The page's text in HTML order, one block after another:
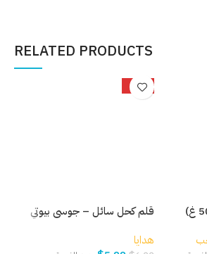
RELATED PRODUCTS
-17%
قلم كحل سائل – جوسي بيوتي
هدايا